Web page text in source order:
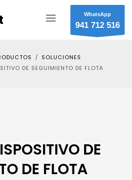
WhatsApp
941 712 516
SOLUCIONES
DE SEGUIMIENTO DE FLOTA
DE
DE FLOTA